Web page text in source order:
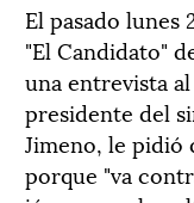
El pasado lunes
"El Candidato"
una entrevista
presidente del
Jimeno, le pidió
porque "va